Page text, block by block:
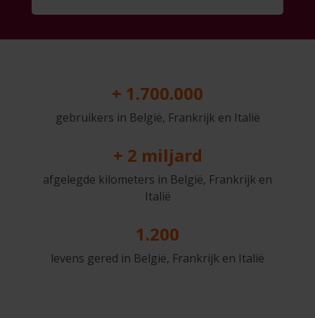
+ 1.700.000
gebruikers in België, Frankrijk en Italië
+ 2 miljard
afgelegde kilometers in België, Frankrijk en
Italië
1.200
levens gered in België, Frankrijk en Italië